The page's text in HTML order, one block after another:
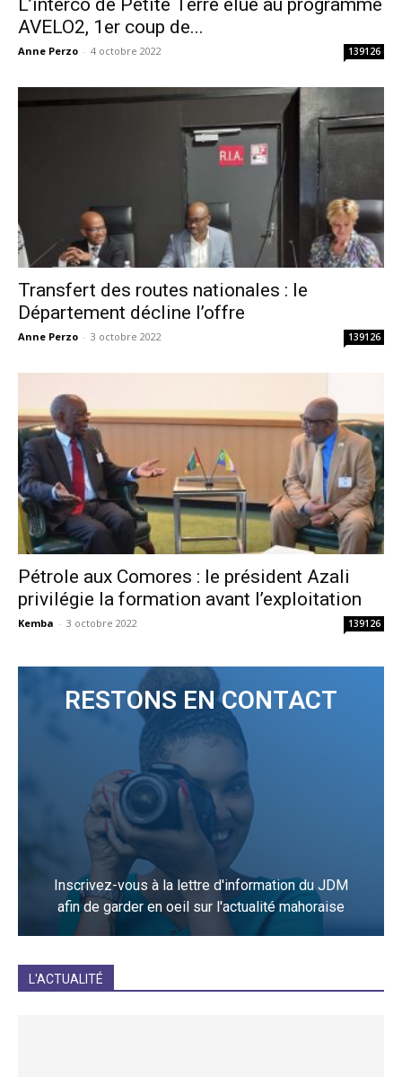
AVELO2, 1er coup de...
Anne Perzo - 4 octobre 2022 139126
Transfert des routes nationales : le
Département décline l’offre
Anne Perzo - 3 octobre 2022 139126
Pétrole aux Comores : le président Azali
privilégie la formation avant l’exploitation
Kemba - 3 octobre 2022 139126
RESTONS EN CONTACT
Inscrivez-vous à la lettre d'information du JDM
afin de garder en oeil sur l'actualité mahoraise
L'ACTUALITÉ